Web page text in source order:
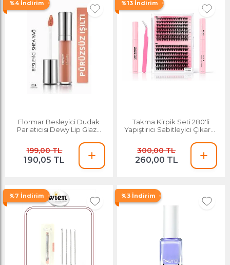
%4 İndirim
Flormar Besleyici Dudak
Parlatıcısı Dewy Lip Glaze
199,00 TL
190,05 TL
%13 İndirim
Takma Kirpik Seti 280'li
Yapıştırıcı Sabitleyici Çıkarıcı
Cımbızı+tarama Fırçası 30d-
40d
300,00 TL
260,00 TL
%7 İndirim %3 İndirim